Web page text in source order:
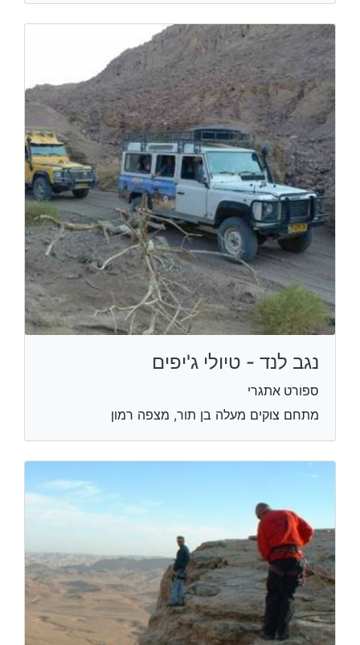
נגב לנד - טיולי ג'יפים
ספורט אתגרי
מתחם צוקים מעלה בן תור, מצפה רמון